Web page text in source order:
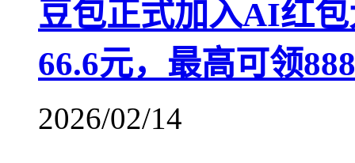
豆包正式加入AI红
66.6元，最高可领
2026/02/14